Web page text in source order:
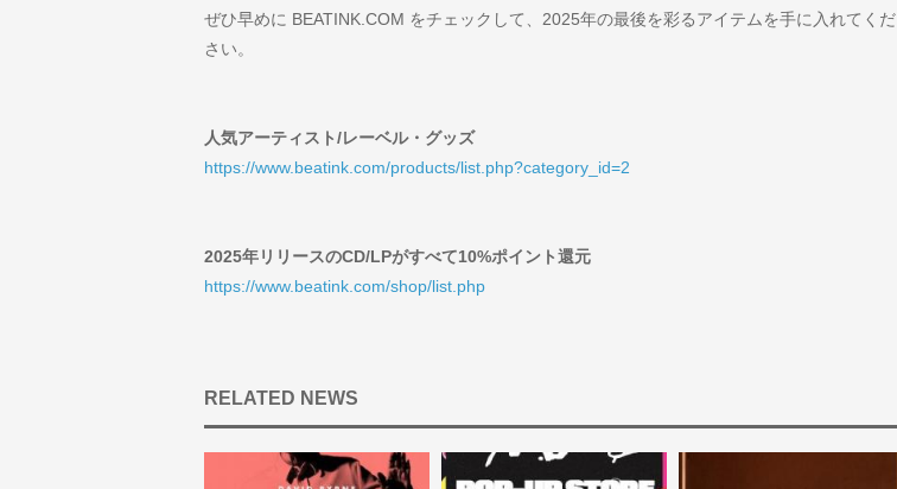
ぜひ早めに BEATINK.COM をチェックして、2025年の最後を彩るアイテムを手に入れてくだ
さい。
人気アーティスト/レーベル・グッズ
https://www.beatink.com/products/list.php?category_id=2
2025年リリースのCD/LPがすべて10%ポイント還元
https://www.beatink.com/shop/list.php
RELATED NEWS